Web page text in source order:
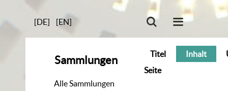
[DE] [EN]
Sammlungen
Alle Sammlungen
Titel Inhalt
Seite